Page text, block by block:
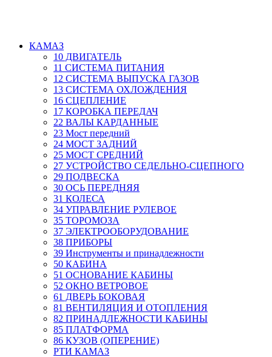
КАМАЗ
10 ДВИГАТЕЛЬ
11 СИСТЕМА ПИТАНИЯ
12 СИСТЕМА ВЫПУСКА ГАЗОВ
13 СИСТЕМА ОХЛОЖДЕНИЯ
16 СЦЕПЛЕНИЕ
17 КОРОБКА ПЕРЕДАЧ
22 ВАЛЫ КАРДАННЫЕ
23 Мост передний
24 МОСТ ЗАДНИЙ
25 МОСТ СРЕДНИЙ
27 УСТРОЙСТВО СЕДЕЛЬНО-СЦЕПНОГО
29 ПОДВЕСКА
30 ОСЬ ПЕРЕДНЯЯ
31 КОЛЕСА
34 УПРАВЛЕНИЕ РУЛЕВОЕ
35 ТОРОМОЗА
37 ЭЛЕКТРООБОРУДОВАНИЕ
38 ПРИБОРЫ
39 Инструменты и принадлежности
50 КАБИНА
51 ОСНОВАНИЕ КАБИНЫ
52 ОКНО ВЕТРОВОЕ
61 ДВЕРЬ БОКОВАЯ
81 ВЕНТИЛЯЦИЯ И ОТОПЛЕНИЯ
82 ПРИНАДЛЕЖНОСТИ КАБИНЫ
85 ПЛАТФОРМА
86 КУЗОВ (ОПЕРЕНИЕ)
РТИ КАМАЗ